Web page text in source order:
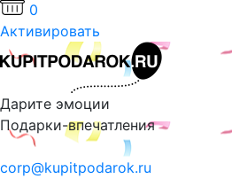
0
Активировать
Дарите эмоции
Подарки-впечатления
corp@kupitpodarok.ru